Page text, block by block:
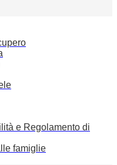
e Regolamento di
famiglie